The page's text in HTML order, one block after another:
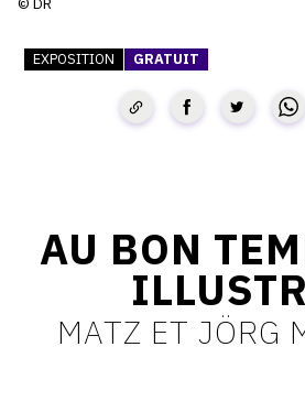
CONTACT
CGU
INSTAGRAM
FACEBOOK
EXPOSITION GRATUIT
AU BON
MATZ ET JÖRG